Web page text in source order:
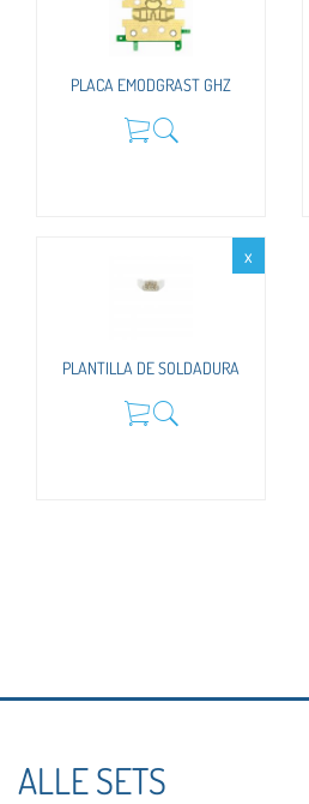
PLACA EMODGRAST GHZ
x
PLANTILLA DE SOLDADURA
ALLE SETS